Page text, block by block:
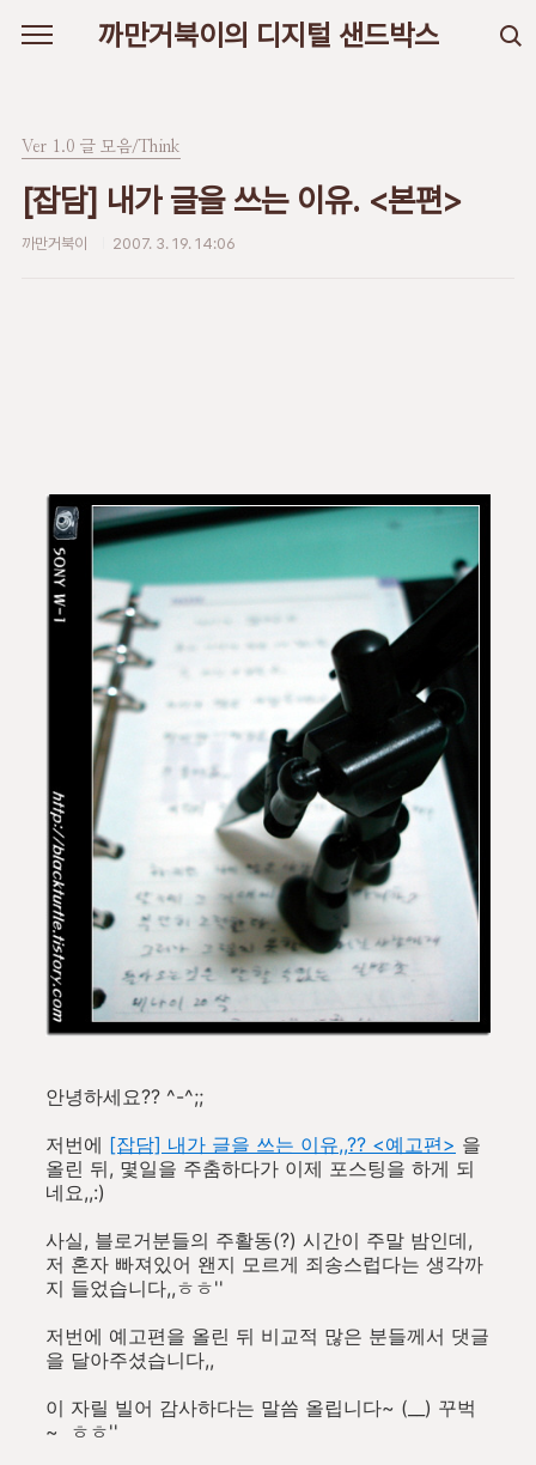
까만거북이의 디지털 샌드박스
Ver 1.0 글 모음/Think
[잡담] 내가 글을 쓰는 이유. <본편>
까만거북이 2007. 3. 19. 14:06
안녕하세요?? ^-^;;
저번에 [잡담] 내가 글을 쓰는 이유,,?? <예고편> 을
올린 뒤, 몇일을 주춤하다가 이제 포스팅을 하게 되
네요,,:)
사실, 블로거분들의 주활동(?) 시간이 주말 밤인데,
저 혼자 빠져있어 왠지 모르게 죄송스럽다는 생각까
지 들었습니다,,ㅎㅎ''
저번에 예고편을 올린 뒤 비교적 많은 분들께서 댓글
을 달아주셨습니다,,
이 자릴 빌어 감사하다는 말씀 올립니다~ (__) 꾸벅
~ ㅎㅎ''